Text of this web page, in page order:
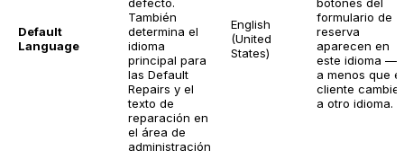
Default
Language
También
determina el
idioma
principal para
las Default
Repairs y el
texto de
reparación en
el área de
administración
English
(United
States)
formulario de
reserva
aparecen en
este idioma —
a menos que el
cliente cambie
a otro idioma.